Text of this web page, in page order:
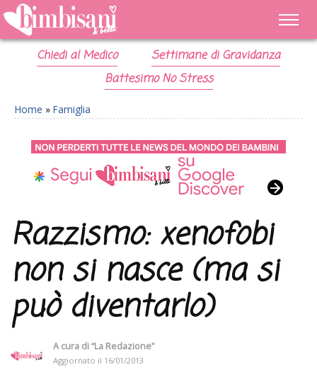
Chiedi al Medico
Settimane di Gravidanza
Battesimo No Stress
Home » Famiglia
Razzismo: xenofobi
non si nasce (ma si
può diventarlo)
A cura di“La Redazione”
Aggiornato il 16/01/2013